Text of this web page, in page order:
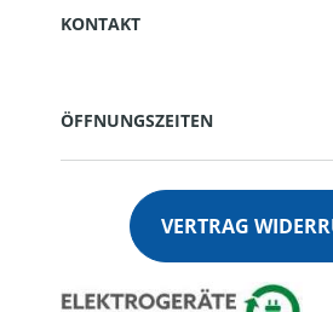
KONTAKT
ÖFFNUNGSZEITEN
VERTRAG